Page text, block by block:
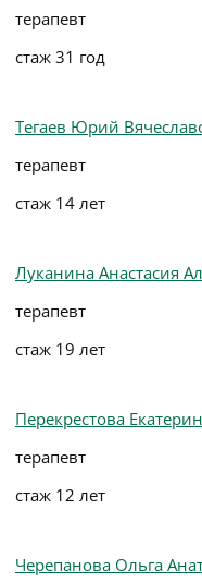
терапевт
стаж 31 год
Тегаев Юрий
терапевт
стаж 14 лет
Луканина Анастасия
терапевт
стаж 19 лет
Перекрестова
терапевт
стаж 12 лет
Черепанова Ольга